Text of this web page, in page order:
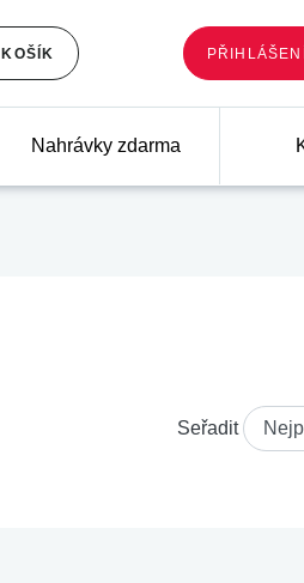
KOŠÍK
Nahrávky zdarma
Seřadit